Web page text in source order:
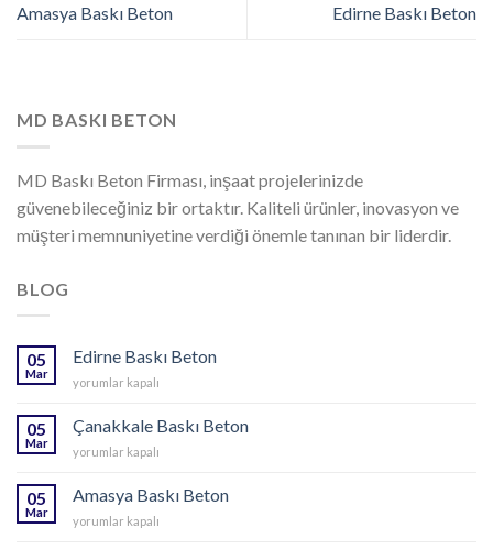
Amasya Baskı Beton Edirne Baskı Beton
MD BASKI BETON
MD Baskı Beton Firması, inşaat projelerinizde
güvenebileceğiniz bir ortaktır. Kaliteli ürünler, inovasyon ve
müşteri memnuniyetine verdiği önemle tanınan bir liderdir.
BLOG
05
Mar
Edirne Baskı Beton
Edirne
Beton
için
yorumlar kapalı
05
Mar
Çanakkale Baskı Beton
Çanakkale
Beton
yorumlar kapalı
05
Mar
Amasya Baskı Beton
Amasya
yorumlar kapalı